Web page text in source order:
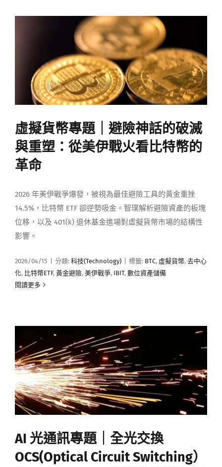
虛擬貨幣專題｜避險神話的破滅
與重塑：從美伊戰火看比特幣的
革命
2026 年美伊戰爭爆發，被視為最佳避險工具的黃金重挫
14.5%，比特幣 ETF 卻逆勢吸金。智璞解析避險資產的板塊
位移，以及 401(k) 退休基金進場對虛擬貨幣市場的結構性
影響。
2026/04/15 分類: 科技(Technology) 標籤: BTC, 虛擬貨幣, 去中心
化, 比特幣ETF, 黃金避險, 美伊戰爭, IBIT, 數位資產儲備
閱讀更多
AI 光通訊專題｜全光交換
OCS(Optical Circuit Switching）